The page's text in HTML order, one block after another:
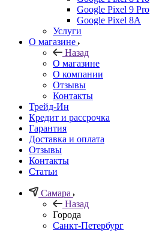
Google Pixel 9 Pro
Google Pixel 8A
Услуги
О магазине
Назад
О магазине
О компании
Отзывы
Контакты
Трейд-Ин
Кредит и рассрочка
Гарантия
Доставка и оплата
Отзывы
Контакты
Статьи
Самара
Назад
Города
Санкт-Петербург